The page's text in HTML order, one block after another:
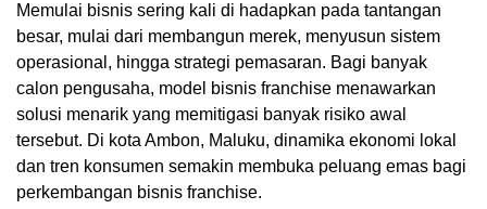
Memulai bisnis sering kali di hadapkan pada tantangan
besar, mulai dari membangun merek, menyusun sistem
operasional, hingga strategi pemasaran. Bagi banyak
calon pengusaha, model bisnis franchise menawarkan
solusi menarik yang memitigasi banyak risiko awal
tersebut. Di kota Ambon, Maluku, dinamika ekonomi lokal
dan tren konsumen semakin membuka peluang emas bagi
perkembangan bisnis franchise.